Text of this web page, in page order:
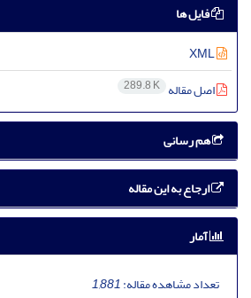
فایل ها
اصل مقاله 289.8 K
هم رسانی
ارجاع به این مقاله
آمار
تعداد مشاهده مقاله:1,881